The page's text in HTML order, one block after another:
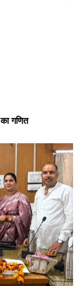
गणित